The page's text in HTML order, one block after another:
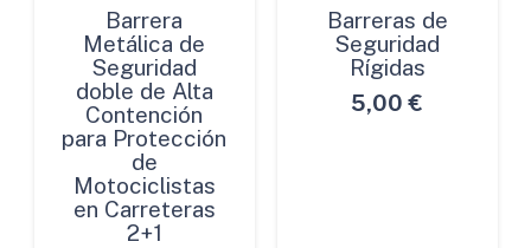
Barrera
Metálica de
Seguridad
doble de Alta
Contención
para Protección
de
Motociclistas
en Carreteras
2+1
Barreras de
Seguridad
Rígidas
5,00 €